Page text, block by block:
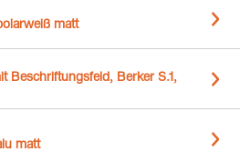
matt
Beschriftungsfeld, Berker S.1,
matt